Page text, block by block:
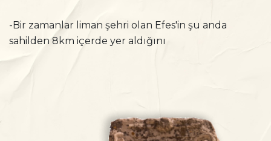
-Bir zamanlar liman şehri olan Efes'in şu anda
sahilden 8km içerde yer aldığını